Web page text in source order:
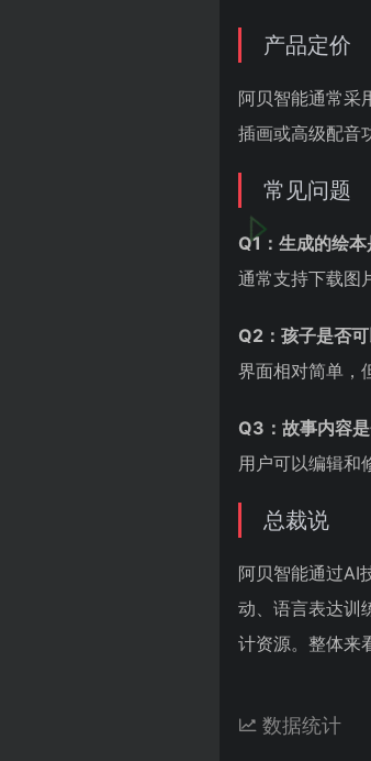
产品定价
阿贝智能通常采
插画或高级配音
常见问题
Q1：生成的绘
通常支持下载图
Q2：孩子是否
界面相对简单，
Q3：故事内容
用户可以编辑和
总裁说
阿贝智能通过AI
动、语言表达训
计资源。整体来
数据统计